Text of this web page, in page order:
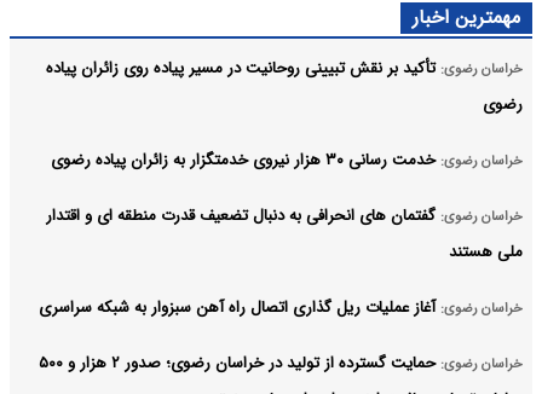
مهمترین اخبار
خراسان رضوی: تأکید بر نقش تبیینی روحانیت در مسیر پیاده‌ روی زائران پیاده
رضوی
خراسان رضوی: خدمت رسانی ۳۰ هزار نیروی خدمتگزار به زائران پیاده رضوی
خراسان رضوی: گفتمان‌ های انحرافی به دنبال تضعیف قدرت منطقه‌ ای و اقتدار
ملی هستند
خراسان رضوی: آغاز عملیات ریل‌ گذاری اتصال راه‌ آهن سبزوار به شبکه سراسری
خراسان رضوی:
حمایت گسترده از تولید در خراسان رضوی؛ صدور ۲ هزار و ۵۰۰